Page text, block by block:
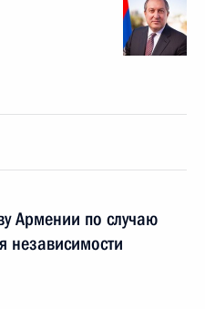
Армении по случаю
независимости